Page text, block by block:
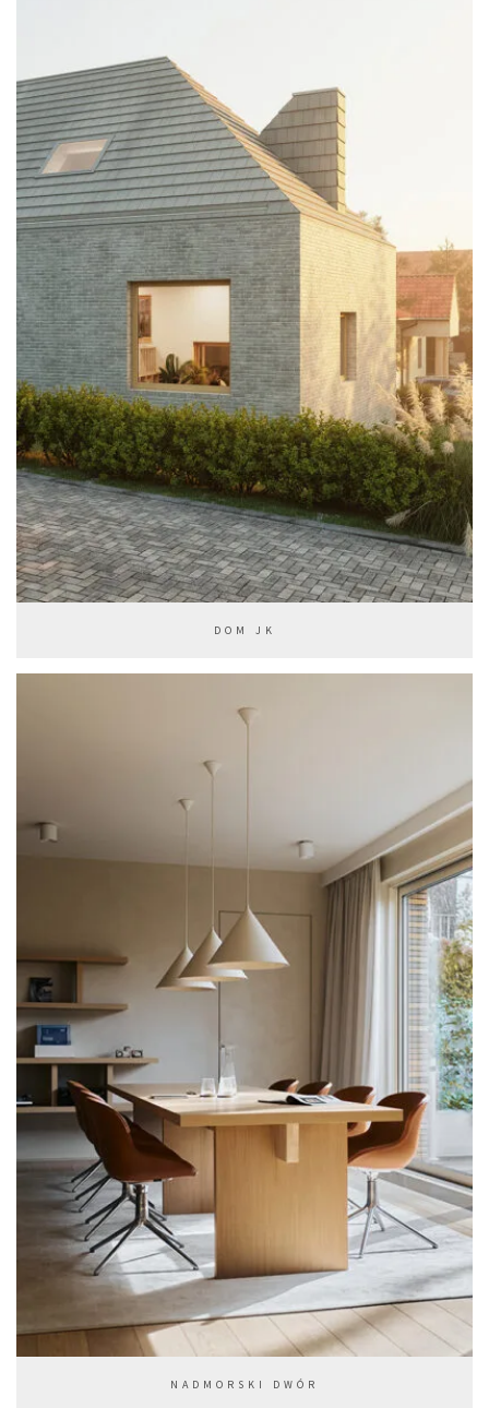
DOM JK
NADMORSKI DWÓR